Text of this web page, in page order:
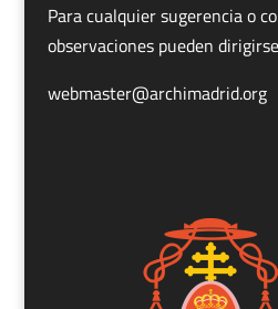
Para cualquier sugerencia o
observaciones pueden
webmaster@archimadrid.org